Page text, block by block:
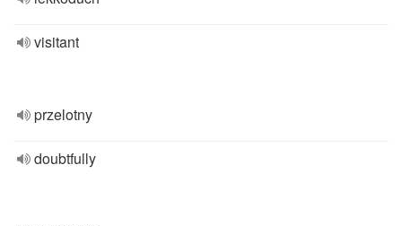
visitant
przelotny
doubtfully